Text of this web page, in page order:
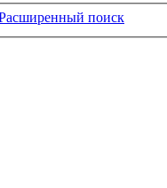
поиск